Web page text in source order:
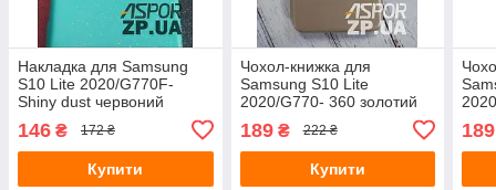
Накладка для Samsung
S10 Lite 2020/G770F-
Shiny dust червоний
146 ₴ 172 ₴
Купити
Чохол-книжка для
Samsung S10 Lite
2020/G770- 360 золотий
189₴ 222 ₴
Купити
189